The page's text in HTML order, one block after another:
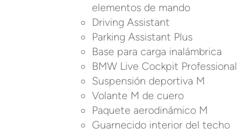
elementos de mando
Driving Assistant
Parking Assistant Plus
Base para carga inalámbrica
BMW Live Cockpit Professional
Suspensión deportiva M
Volante M de cuero
Paquete aerodinámico M
Guarnecido interior del techo